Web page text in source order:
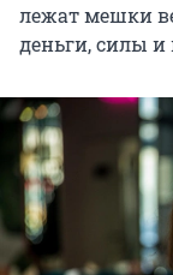
лежат мешки
деньги, силы и